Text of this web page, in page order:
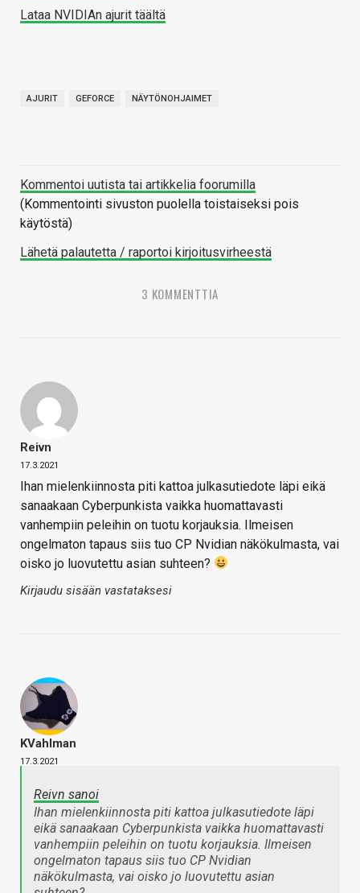
Lataa NVIDIAn ajurit täältä
AJURIT GEFORCE NÄYTÖNOHJAIMET
Kommentoi uutista tai artikkelia foorumilla
(Kommentointi sivuston puolella toistaiseksi pois
käytöstä)
Lähetä palautetta / raportoi kirjoitusvirheestä
3 KOMMENTTIA
Reivn
17.3.2021
Ihan mielenkiinnosta piti kattoa julkasutiedote läpi eikä
sanaakaan Cyberpunkista vaikka huomattavasti
vanhempiin peleihin on tuotu korjauksia. Ilmeisen
ongelmaton tapaus siis tuo CP Nvidian näkökulmasta, vai
oisko jo luovutettu asian suhteen?
Kirjaudu sisään vastataksesi
KVahlman
17.3.2021
Reivn sanoi
Ihan mielenkiinnosta piti kattoa julkasutiedote läpi
eikä sanaakaan Cyberpunkista vaikka huomattavasti
vanhempiin peleihin on tuotu korjauksia. Ilmeisen
ongelmaton tapaus siis tuo CP Nvidian
näkökulmasta, vai oisko jo luovutettu asian